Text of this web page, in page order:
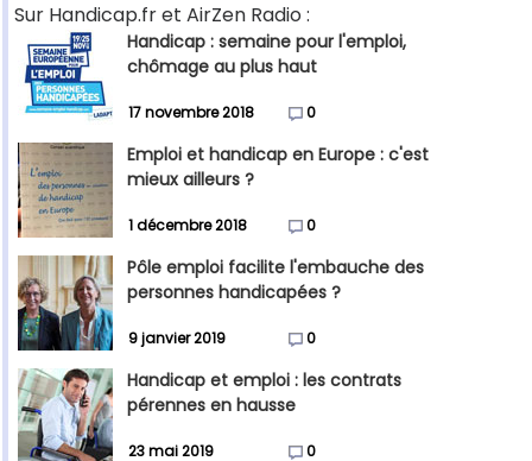
Sur Handicap.fr et AirZen Radio :
Handicap : semaine pour l'emploi,
chômage au plus haut
17 novembre 2018 0
Emploi et handicap en Europe : c'est
mieux ailleurs ?
1 décembre 2018 0
Pôle emploi facilite l'embauche des
personnes handicapées ?
9 janvier 2019 0
Handicap et emploi : les contrats
pérennes en hausse
23 mai 2019 0